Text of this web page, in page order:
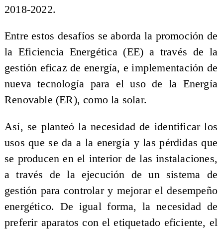
2018-2022.
Entre estos desafíos se aborda la promoción de
la Eficiencia Energética (EE) a través de la
gestión eficaz de energía, e implementación de
nueva tecnología para el uso de la Energía
Renovable (ER), como la solar.
Así, se planteó la necesidad de identificar los
usos que se da a la energía y las pérdidas que
se producen en el interior de las instalaciones,
a través de la ejecución de un sistema de
gestión para controlar y mejorar el desempeño
energético. De igual forma, la necesidad de
preferir aparatos con el etiquetado eficiente, el